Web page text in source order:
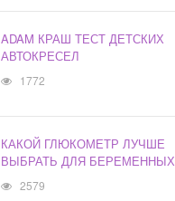
ADAM КРАШ ТЕСТ ДЕТСКИХ
АВТОКРЕСЕЛ
1772
КАКОЙ ГЛЮКОМЕТР ЛУЧШЕ
ВЫБРАТЬ ДЛЯ БЕРЕМЕННЫХ
2579